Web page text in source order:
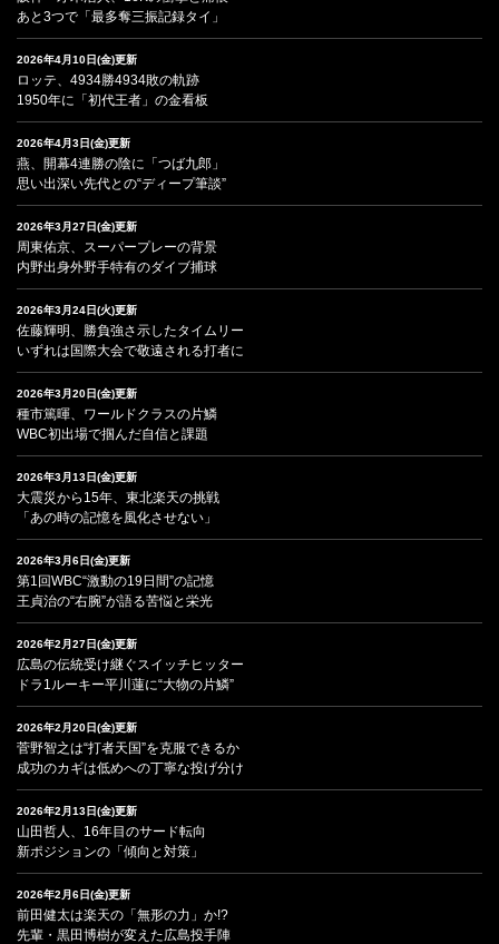
あと3つで「最多奪三振記録タイ」
2026年4月10日(金)更新
ロッテ、4934勝4934敗の軌跡
1950年に「初代王者」の金看板
2026年4月3日(金)更新
燕、開幕4連勝の陰に「つば九郎」
思い出深い先代との“ディープ筆談”
2026年3月27日(金)更新
周東佑京、スーパープレーの背景
内野出身外野手特有のダイブ捕球
2026年3月24日(火)更新
佐藤輝明、勝負強さ示したタイムリー
いずれは国際大会で敬遠される打者に
2026年3月20日(金)更新
種市篤暉、ワールドクラスの片鱗
WBC初出場で掴んだ自信と課題
2026年3月13日(金)更新
大震災から15年、東北楽天の挑戦
「あの時の記憶を風化させない」
2026年3月6日(金)更新
第1回WBC“激動の19日間”の記憶
王貞治の“右腕”が語る苦悩と栄光
2026年2月27日(金)更新
広島の伝統受け継ぐスイッチヒッター
ドラ1ルーキー平川蓮に“大物の片鱗”
2026年2月20日(金)更新
菅野智之は“打者天国”を克服できるか
成功のカギは低めへの丁寧な投げ分け
2026年2月13日(金)更新
山田哲人、16年目のサード転向
新ポジションの「傾向と対策」
2026年2月6日(金)更新
前田健太は楽天の「無形の力」か!?
先輩・黒田博樹が変えた広島投手陣